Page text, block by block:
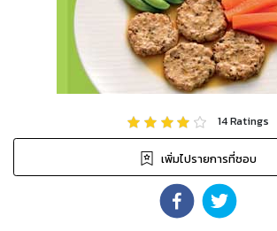
14Ratings
เพิ่มไปรายการที่ชอบ